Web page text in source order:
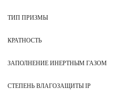
ТИП ПРИЗМЫ
КРАТНОСТЬ
ЗАПОЛНЕНИЕ ИНЕРТНЫМ ГАЗОМ
СТЕПЕНЬ ВЛАГОЗАЩИТЫ IP